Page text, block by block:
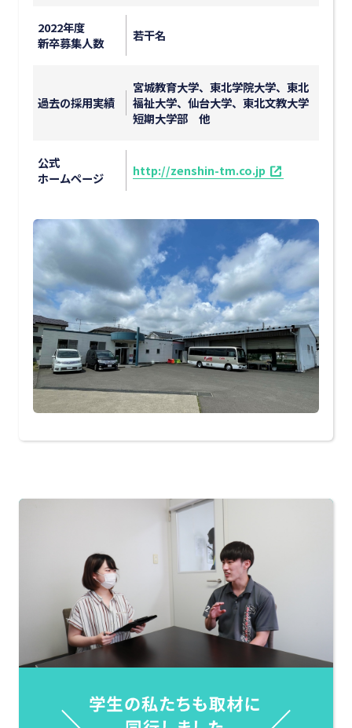
2022年度
新卒募集人数
若干名
過去の採用実績
宮城教育大学、東北学院大学、東北
福祉大学、仙台大学、東北文教大学
短期大学部 他
公式
ホームページ
http://zenshin-tm.co.jp